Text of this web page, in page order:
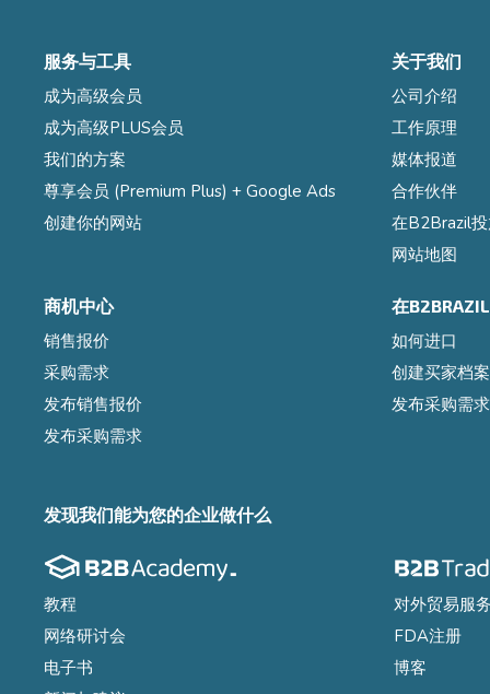
服务与工具
成为高级会员
成为高级PLUS会员
我们的方案
尊享会员 (Premium Plus) + Google Ads
创建你的网站
关于我们
公司介绍
工作原理
媒体报道
合作伙伴
在B2Brazil
网站地图
商机中心
销售报价
采购需求
发布销售报价
发布采购需求
在
如何进口
创建买家档案
发布采购需求
发现我们能为您的企业做什么
教程
网络研讨会
电子书
对外贸易服
FDA注册
博客